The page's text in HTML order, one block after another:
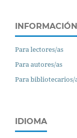
INFORMACIÓN
Para lectores/as
Para autores/as
Para bibliotecarios/
IDIOMA